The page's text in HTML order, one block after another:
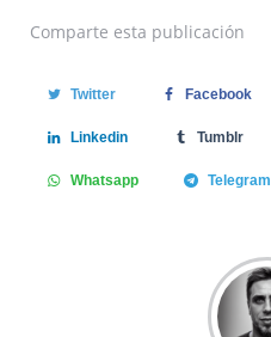
Comparte esta publicación
Twitter Facebook
Linkedin Tumblr
Whatsapp Telegram